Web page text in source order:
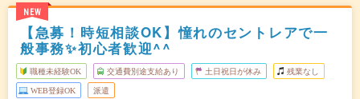
NEW
【急募！時短相談OK】憧れのセントレアで一
般事務✨初心者歓迎^^
職種未経験OK 交通費別途支給あり 土日祝日が休み 残業なし
WEB登録OK 派遣